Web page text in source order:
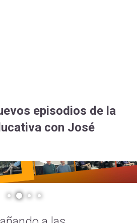
episodios de la
con José